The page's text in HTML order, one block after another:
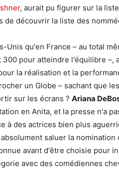
, aurait pu figurer sur la
de découvrir la liste des
Unis qu'en France – au total
pour atteindre l'équilibre –,
la réalisation et la
un Globe – sachant que
sur les écrans ? Ariana
en Anita, et la presse n'a
à des actrices bien plus
saluer la
avant d'être choisie pour
avec des comédiennes